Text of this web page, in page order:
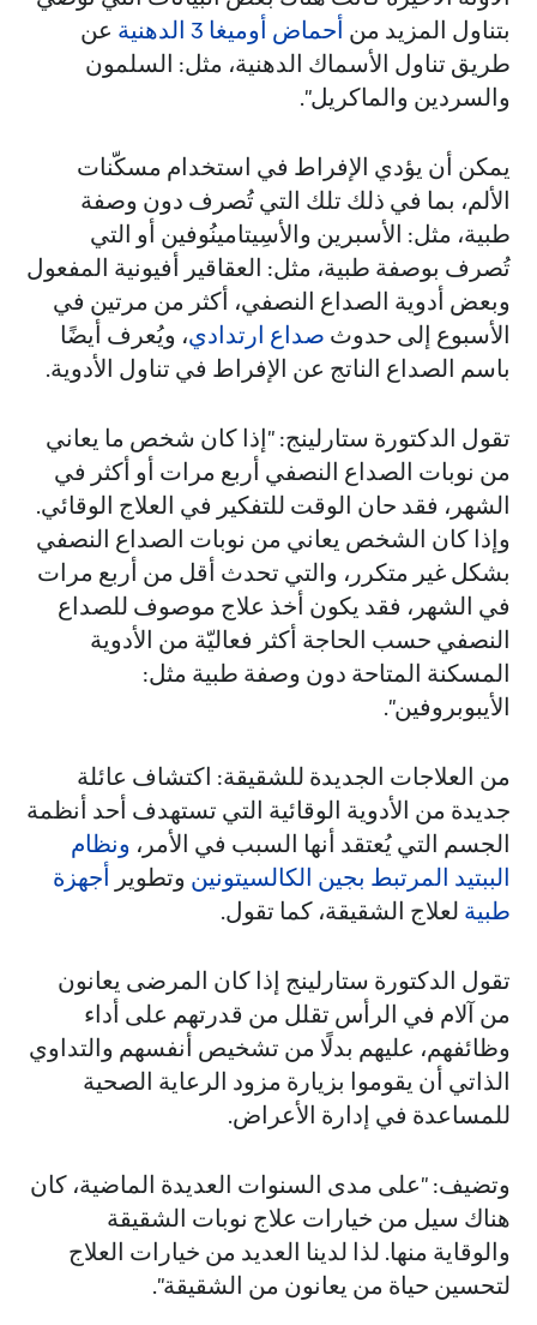
بتناول المزيد من أحماض أوميغا 3 الدهنية
عن
طريق تناول الأسماك الدهنية، مثل: السلمون
والسردين والماكريل".
يمكن أن يؤدي الإفراط في استخدام مسكّنات
الألم، بما في ذلك تلك التي تُصرف دون وصفة
طبية، مثل: الأسبرين والأسِيتامينُوفين أو التي
تُصرف بوصفة طبية، مثل: العقاقير أفيونية المفعول
وبعض أدوية الصداع النصفي، أكثر من مرتين في
الأسبوع إلى حدوث صداع ارتدادي، ويُعرف أيضًا
باسم الصداع الناتج عن الإفراط في تناول الأدوية.
تقول الدكتورة ستارلينج: "إذا كان شخص ما يعاني
من نوبات الصداع النصفي أربع مرات أو أكثر في
الشهر، فقد حان الوقت للتفكير في العلاج الوقائي.
وإذا كان الشخص يعاني من نوبات الصداع النصفي
بشكل غير متكرر، والتي تحدث أقل من أربع مرات
في الشهر، فقد يكون أخذ علاج موصوف للصداع
النصفي حسب الحاجة أكثر فعاليّة من الأدوية
المسكنة المتاحة دون وصفة طبية مثل:
الأيبوبروفين".
من العلاجات الجديدة للشقيقة: اكتشاف عائلة
جديدة من الأدوية الوقائية التي تستهدف أحد أنظمة
الجسم التي يُعتقد أنها السبب في الأمر، ونظام
الببتيد المرتبط بجين الكالسيتونين وتطوير أجهزة
طبية لعلاج الشقيقة، كما تقول.
تقول الدكتورة ستارلينج إذا كان المرضى يعانون
من آلام في الرأس تقلل من قدرتهم على أداء
وظائفهم، عليهم بدلًا من تشخيص أنفسهم والتداوي
الذاتي أن يقوموا بزيارة مزود الرعاية الصحية
للمساعدة في إدارة الأعراض.
وتضيف: "على مدى السنوات العديدة الماضية، كان
هناك سيل من خيارات علاج نوبات الشقيقة
والوقاية منها. لذا لدينا العديد من خيارات العلاج
لتحسين حياة من يعانون من الشقيقة".